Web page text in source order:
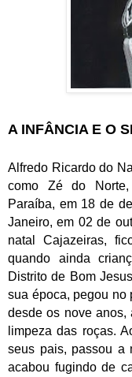
A INFÂNCIA E O
Alfredo Ricardo do
como Zé do Norte,
Paraíba, em 18 de
Janeiro, em 02 de
natal Cajazeiras,
quando ainda
Distrito de Bom
sua época, pegou no
desde os nove anos,
limpeza das roças.
seus pais, passou a
acabou fugindo de